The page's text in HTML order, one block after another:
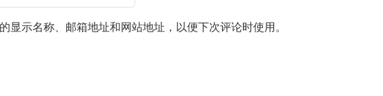
显示名称、邮箱地址和网站地址，以便下次评论时使用。